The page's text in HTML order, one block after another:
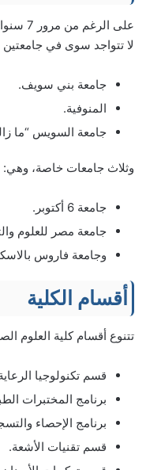
على
لا تتواجد سوى في
جامعة بني سويف.
المنوفية.
جامعة السويس “ما
وثلاث جامعات خاصة، وهي:
جامعة 6 أكتوبر.
جامعة مصر للعلوم
وجامعة فاروس
أقسام الكلية
تتنوع أقسام كلية العلوم
قسم تكنولوجيا
برنامج المختبرات
برنامج الإحصاء
قسم تقنيات الأشعة.